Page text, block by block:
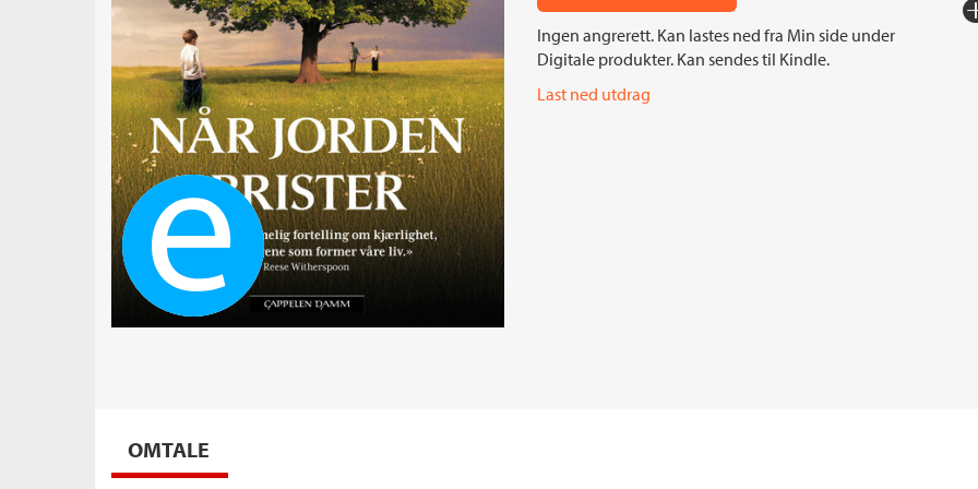
Ebok
Ingen angrerett. Kan lastes ned fra Min side under
Digitale produkter. Kan sendes til Kindle.
Last ned utdrag
OMTALE